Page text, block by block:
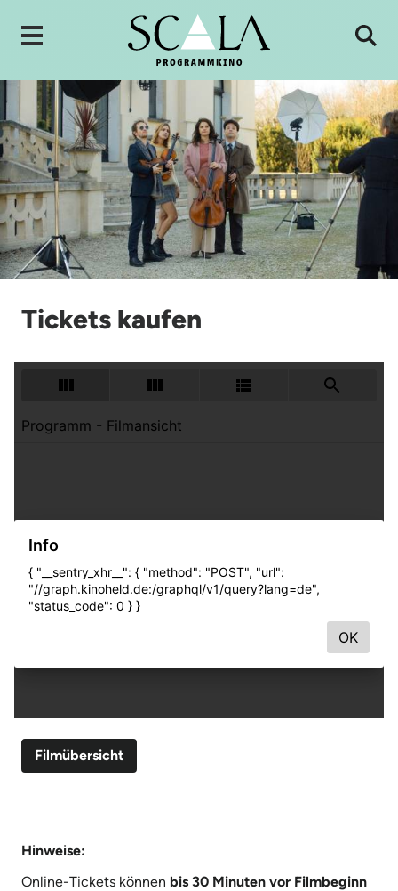
Tickets kaufen
Filmübersicht
Hinweise:
Online-Tickets können bis 30 Minuten vor Filmbeginn